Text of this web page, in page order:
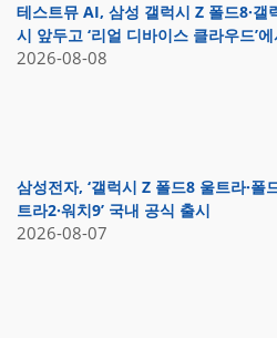
테스트뮤 AI, 삼성 갤럭시 Z 폴드8·
시 앞두고 ‘리얼 디바이스 클라우드’
2026-08-08
삼성전자, ‘갤럭시 Z 폴드8 울트라·폴
트라2·워치9’ 국내 공식 출시
2026-08-07